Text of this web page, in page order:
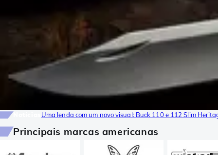
Uma lenda com um novo visual: Buck 110 e 112 Slim
Principais marcas americanas